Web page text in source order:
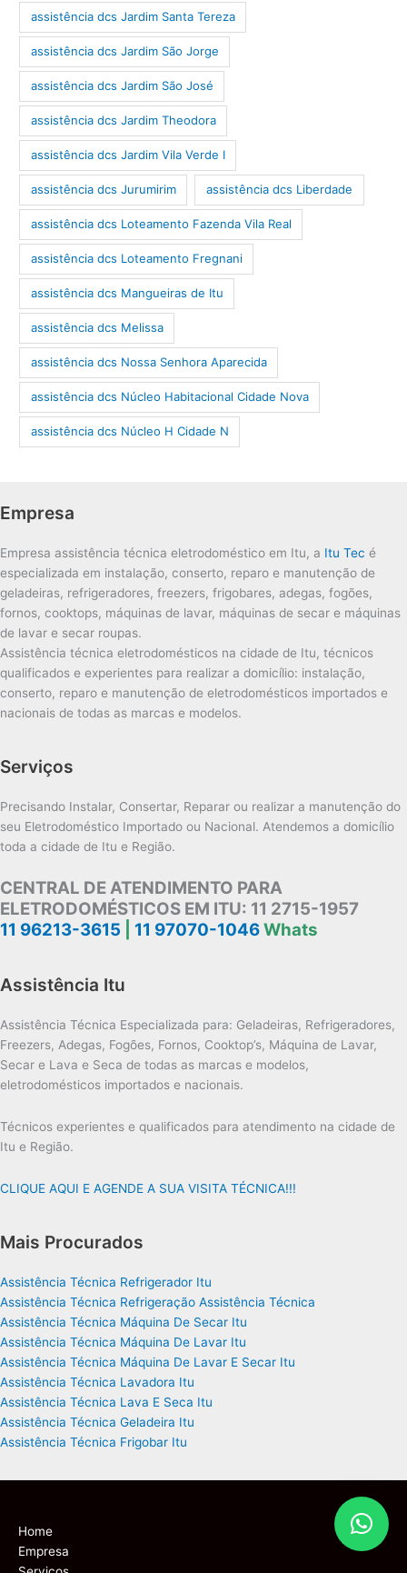
assistência dcs Jardim Santa Tereza
assistência dcs Jardim São Jorge
assistência dcs Jardim São José
assistência dcs Jardim Theodora
assistência dcs Jardim Vila Verde I
assistência dcs Jurumirim assistência dcs Liberdade
assistência dcs Loteamento Fazenda Vila Real
assistência dcs Loteamento Fregnani
assistência dcs Mangueiras de Itu
assistência dcs Melissa
assistência dcs Nossa Senhora Aparecida
assistência dcs Núcleo Habitacional Cidade Nova
assistência dcs Núcleo H Cidade N
Empresa
Empresa assistência técnica eletrodoméstico em Itu, a Itu Tec é
especializada em instalação, conserto, reparo e manutenção de
geladeiras, refrigeradores, freezers, frigobares, adegas, fogões,
fornos, cooktops, máquinas de lavar, máquinas de secar e máquinas
de lavar e secar roupas.
Assistência técnica eletrodomésticos na cidade de Itu, técnicos
qualificados e experientes para realizar a domicílio: instalação,
conserto, reparo e manutenção de eletrodomésticos importados e
nacionais de todas as marcas e modelos.
Serviços
Precisando Instalar, Consertar, Reparar ou realizar a manutenção do
seu Eletrodoméstico Importado ou Nacional. Atendemos a domicílio
toda a cidade de Itu e Região.
CENTRAL DE ATENDIMENTO PARA
ELETRODOMÉSTICOS EM ITU: 11 2715-1957
11 96213-3615
11 97070-1046Whats
Assistência Itu
Assistência Técnica Especializada para: Geladeiras, Refrigeradores,
Freezers, Adegas, Fogões, Fornos, Cooktop’s, Máquina de Lavar,
Secar e Lava e Seca de todas as marcas e modelos,
eletrodomésticos importados e nacionais.
Técnicos experientes e qualificados para atendimento na cidade de
Itu e Região.
CLIQUE AQUI E AGENDE A SUA VISITA TÉCNICA!!!
Mais Procurados
Assistência Técnica Refrigerador Itu
Assistência Técnica Refrigeração Assistência Técnica
Assistência Técnica Máquina De Secar Itu
Assistência Técnica Máquina De Lavar Itu
Assistência Técnica Máquina De Lavar E Secar Itu
Assistência Técnica Lavadora Itu
Assistência Técnica Lava E Seca Itu
Assistência Técnica Geladeira Itu
Assistência Técnica Frigobar Itu
Home
Empresa